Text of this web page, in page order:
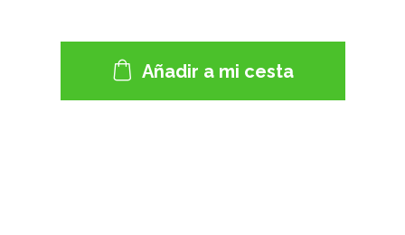
Añadir a mi cesta